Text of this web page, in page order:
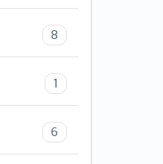
8
1
6